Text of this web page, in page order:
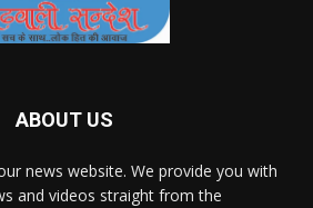
ABOUT US
news website. We provide you with
and videos straight from the